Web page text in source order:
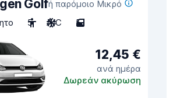
Golfή παρόμοιο Μικρό
5 A/C 5
12,45 €
ανά ημέρα
Δωρεάν ακύρωση